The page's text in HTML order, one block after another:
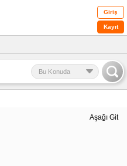
Giriş
Kayıt
Bu Konuda
Aşağı Git